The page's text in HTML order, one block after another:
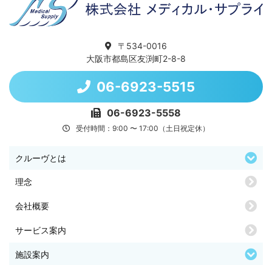
〒534-0016
大阪市都島区友渕町2-8-8
06-6923-5515
06-6923-5558
受付時間：9:00 〜 17:00（土日祝定休）
クルーヴとは
理念
会社概要
サービス案内
施設案内